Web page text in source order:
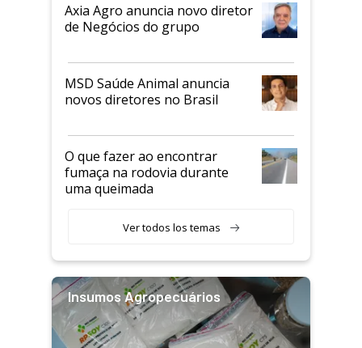
Axia Agro anuncia novo diretor
de Negócios do grupo
MSD Saúde Animal anuncia
novos diretores no Brasil
O que fazer ao encontrar
fumaça na rodovia durante
uma queimada
Ver todos los temas
Insumos Agropecuários